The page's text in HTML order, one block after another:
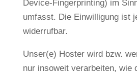
Device-Fingerprinting) im
umfasst. Die Einwilligung ist
widerrufbar.
Unser(e) Hoster wird bzw.
nur insoweit verarbeiten, wie